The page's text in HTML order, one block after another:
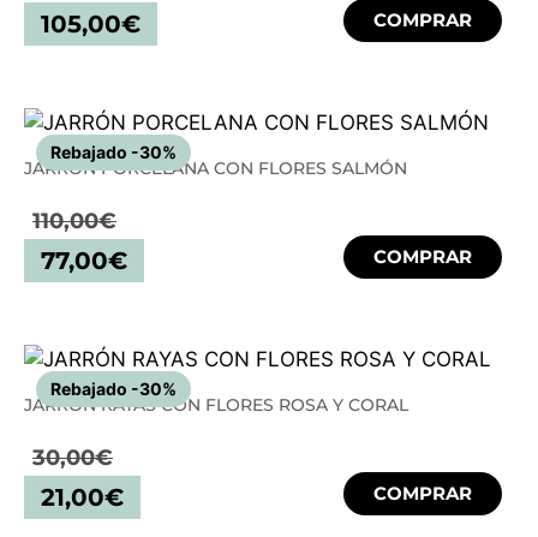
105,00€ COMPRAR
Rebajado -30%
JARRÓN PORCELANA CON FLORES SALMÓN
110,00€
77,00€ COMPRAR
Rebajado -30%
JARRÓN RAYAS CON FLORES ROSA Y CORAL
30,00€
21,00€ COMPRAR